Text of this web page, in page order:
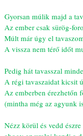
Gyorsan múlik majd a
Az ember csak sürög-
Múlt már úgy el
A vissza nem térő időt
Pedig hát tavasszal
A régi tavaszaidat kicsit
Az emberben érezhetőn
(mintha még az agyunk
Nézz körül és vedd